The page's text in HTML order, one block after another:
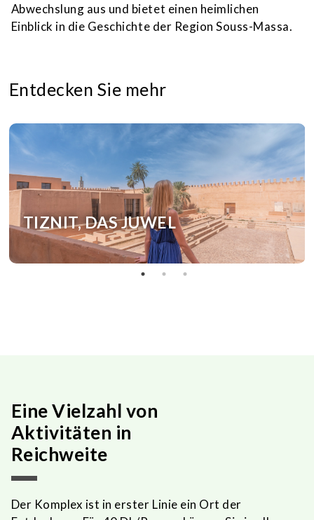
Abwechslung aus und bietet einen heimlichen
Einblick in die Geschichte der Region Souss-Massa.
Entdecken Sie mehr
TIZNIT, DAS JUWEL
Eine Vielzahl von
Aktivitäten in
Reichweite
Der Komplex ist in erster Linie ein Ort der